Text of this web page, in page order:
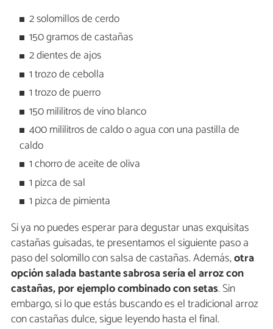
2 solomillos de cerdo
150 gramos de castañas
2 dientes de ajos
1 trozo de cebolla
1 trozo de puerro
150 mililitros de vino blanco
400 mililitros de caldo o agua con una pastilla de
caldo
1 chorro de aceite de oliva
1 pizca de sal
1 pizca de pimienta
Si ya no puedes esperar para degustar unas exquisitas
castañas guisadas, te presentamos el siguiente paso a
paso del solomillo con salsa de castañas. Además,otra
opción salada bastante sabrosa sería el arroz con
castañas, por ejemplo combinado con setas. Sin
embargo, si lo que estás buscando es el tradicional arroz
con castañas dulce, sigue leyendo hasta el final.